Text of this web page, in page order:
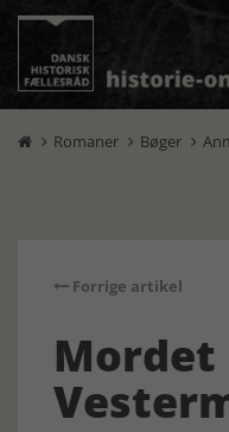
 Romaner  Bøger 
Forrige artikel
Mordet